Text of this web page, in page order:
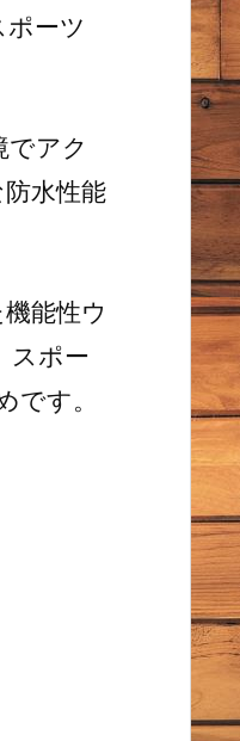
ーツ
アク
水性能
能性ウ
スポー
す。